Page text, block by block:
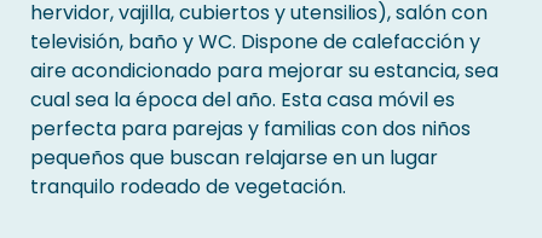
hervidor, vajilla, cubiertos y utensilios), salón con
televisión, baño y WC. Dispone de calefacción y
aire acondicionado para mejorar su estancia, sea
cual sea la época del año. Esta casa móvil es
perfecta para parejas y familias con dos niños
pequeños que buscan relajarse en un lugar
tranquilo rodeado de vegetación.